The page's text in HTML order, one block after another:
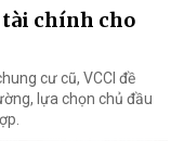
tài chính cho
cư cũ, VCCI đề
lựa chọn chủ đầu